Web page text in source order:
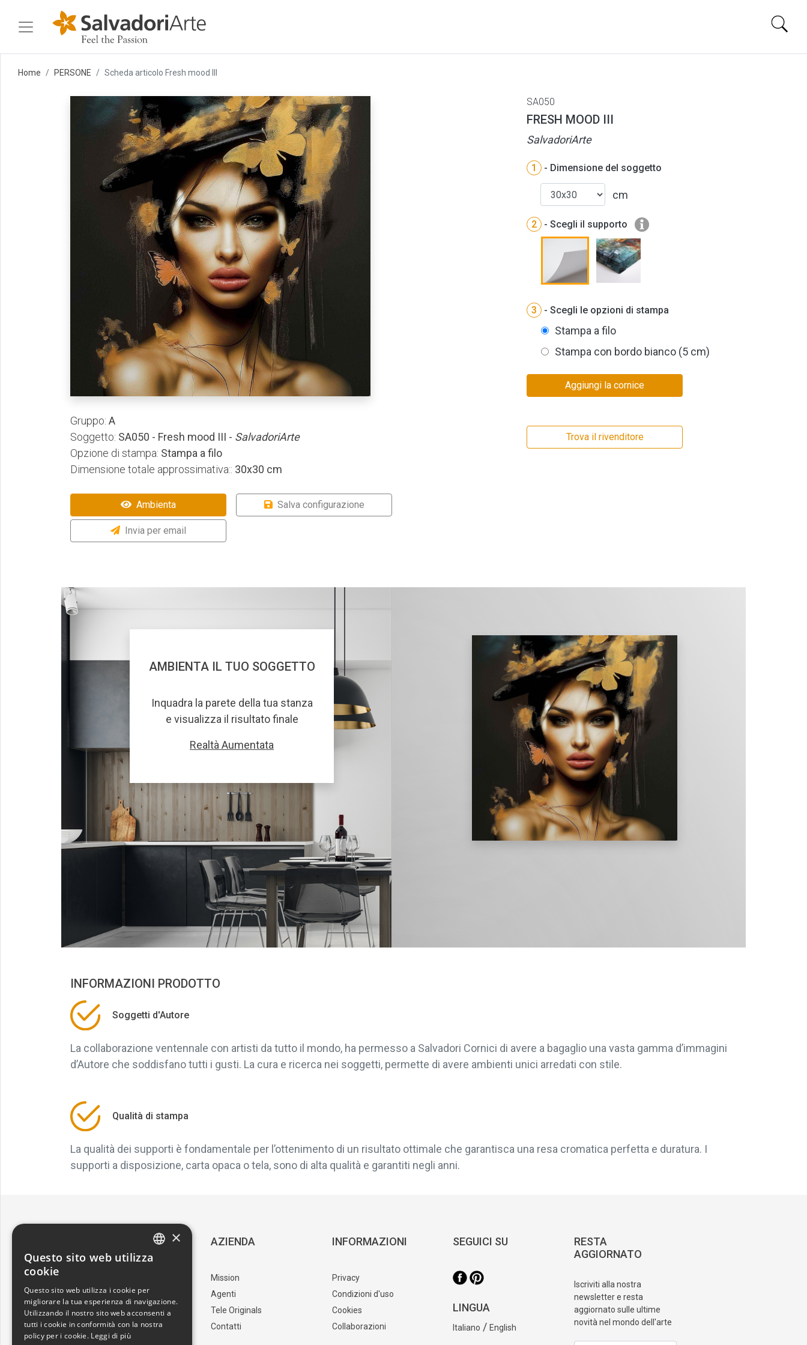
Home PERSONE Scheda articolo Fresh mood III
Gruppo: A
Soggetto: SA050 - Fresh mood III - SalvadoriArte
Opzione di stampa: Stampa a filo
Dimensione totale approssimativa:: 30x30 cm
Ambienta Salva configurazione
Invia per email
SA050
FRESH MOOD III
SalvadoriArte
1 - Dimensione del soggetto
cm
2 - Scegli il supporto
3 - Scegli le opzioni di stampa
Stampa a filo
Stampa con bordo bianco (5 cm)
Aggiungi la cornice
Trova il rivenditore
AMBIENTA IL TUO SOGGETTO
Inquadra la parete della tua stanza
e visualizza il risultato finale
Realtà Aumentata
INFORMAZIONI PRODOTTO
Soggetti d'Autore
La collaborazione ventennale con artisti da tutto il mondo, ha permesso a Salvadori Cornici di avere a bagaglio una vasta gamma d’immagini
d’Autore che soddisfano tutti i gusti. La cura e ricerca nei soggetti, permette di avere ambienti unici arredati con stile.
Qualità di stampa
La qualità dei supporti è fondamentale per l’ottenimento di un risultato ottimale che garantisca una resa cromatica perfetta e duratura. I
supporti a disposizione, carta opaca o tela, sono di alta qualità e garantiti negli anni.
SERVIZIO CLIENTI
I nostri artisti
Trova il punto vendita
AZIENDA
Mission
Agenti
Tele Originals
Contatti
INFORMAZIONI
Privacy
Condizioni d'uso
Cookies
Collaborazioni
SEGUICI SU
LINGUA
Italiano /English
RESTA
AGGIORNATO
Iscriviti alla nostra
newsletter e resta
aggiornato sulle ultime
novità nel mondo dell'arte
×
Questo sito web utilizza
cookie
Questo sito web utilizza i cookie per
migliorare la tua esperienza di navigazione.
Utilizzando il nostro sito web acconsenti a
tutti i cookie in conformità con la nostra
policy per i cookie. Leggi di più